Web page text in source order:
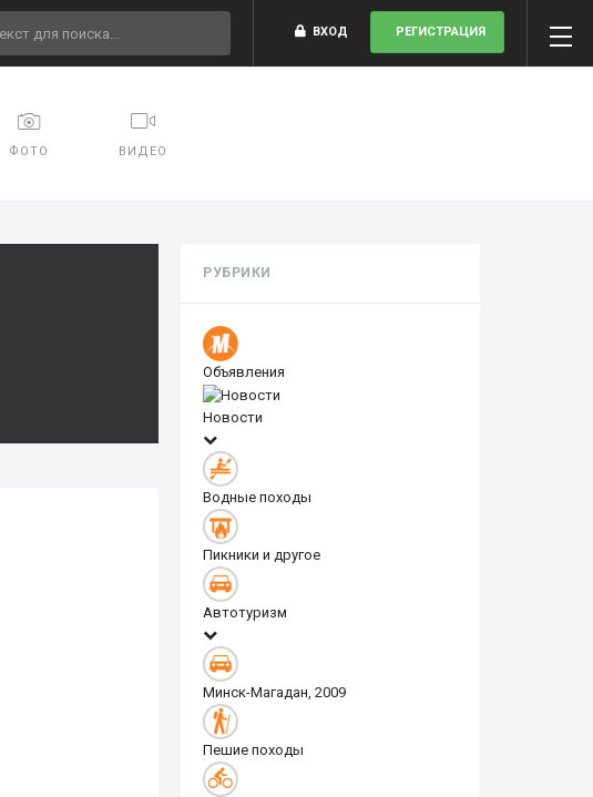
ВХОД РЕГИСТРАЦИЯ
ФОТО ВИДЕО
РУБРИКИ
Объявления
Новости
Водные походы
Пикники и другое
Автотуризм
Минск-Магадан, 2009
Пешие походы